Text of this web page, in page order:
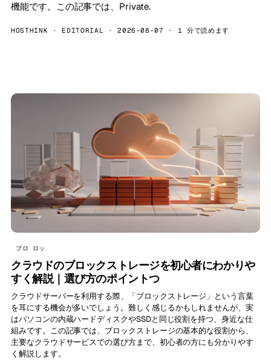
機能です。この記事では、Private.
HOSTHINK · EDITORIAL · 2026-08-07 · 1 分で読めます
ブロ ロッ
クラウドのブロックストレージを初心者にわかりや
すく解説｜選び方のポイントつ
クラウドサーバーを利用する際、「ブロックストレージ」という言葉
を耳にする機会が多いでしょう。難しく感じるかもしれませんが、実
はパソコンの内蔵ハードディスクやSSDと同じ役割を持つ、身近な仕
組みです。この記事では、ブロックストレージの基本的な役割から、
主要なクラウドサービスでの選び方まで、初心者の方にも分かりやす
く解説します。